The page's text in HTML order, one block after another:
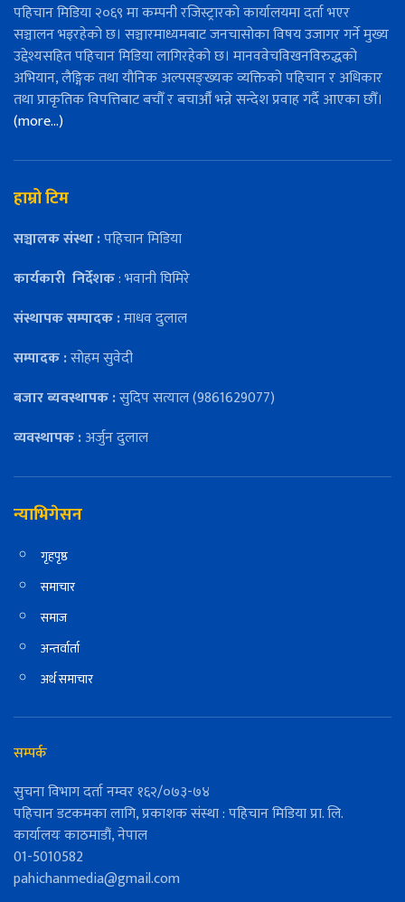
पहिचान मिडिया २०६९ मा कम्पनी रजिस्ट्रारको कार्यालयमा दर्ता भएर
सञ्चालन भइरहेको छ। सञ्चारमाध्यमबाट जनचासोका विषय उजागर गर्ने मुख्य
उद्देश्यसहित पहिचान मिडिया लागिरहेको छ। मानववेचविखनविरुद्धको
अभियान, लैङ्गिक तथा यौनिक अल्पसङ्ख्यक व्यक्तिको पहिचान र अधिकार
तथा प्राकृतिक विपत्तिबाट बचौँ र बचाऔँ भन्ने सन्देश प्रवाह गर्दै आएका छौँ।
(more…)
हाम्रो टिम
सञ्चालक संस्था :पहिचान मिडिया
कार्यकारी निर्देशक: भवानी घिमिरे
संस्थापक सम्पादक :माधव दुलाल
सम्पादक :सोहम सुवेदी
बजार ब्यवस्थापक :सुदिप सत्याल (9861629077)
व्यवस्थापक :अर्जुन दुलाल
न्याभिगेसन
गृहपृष्ठ
समाचार
समाज
अन्तर्वार्ता
अर्थ समाचार
सम्पर्क
सुचना विभाग दर्ता नम्वर १६२/०७३-७४
पहिचान डटकमका लागि, प्रकाशक संस्था : पहिचान मिडिया प्रा. लि.
कार्यालयः काठमाडौं, नेपाल
01-5010582
pahichanmedia@gmail.com